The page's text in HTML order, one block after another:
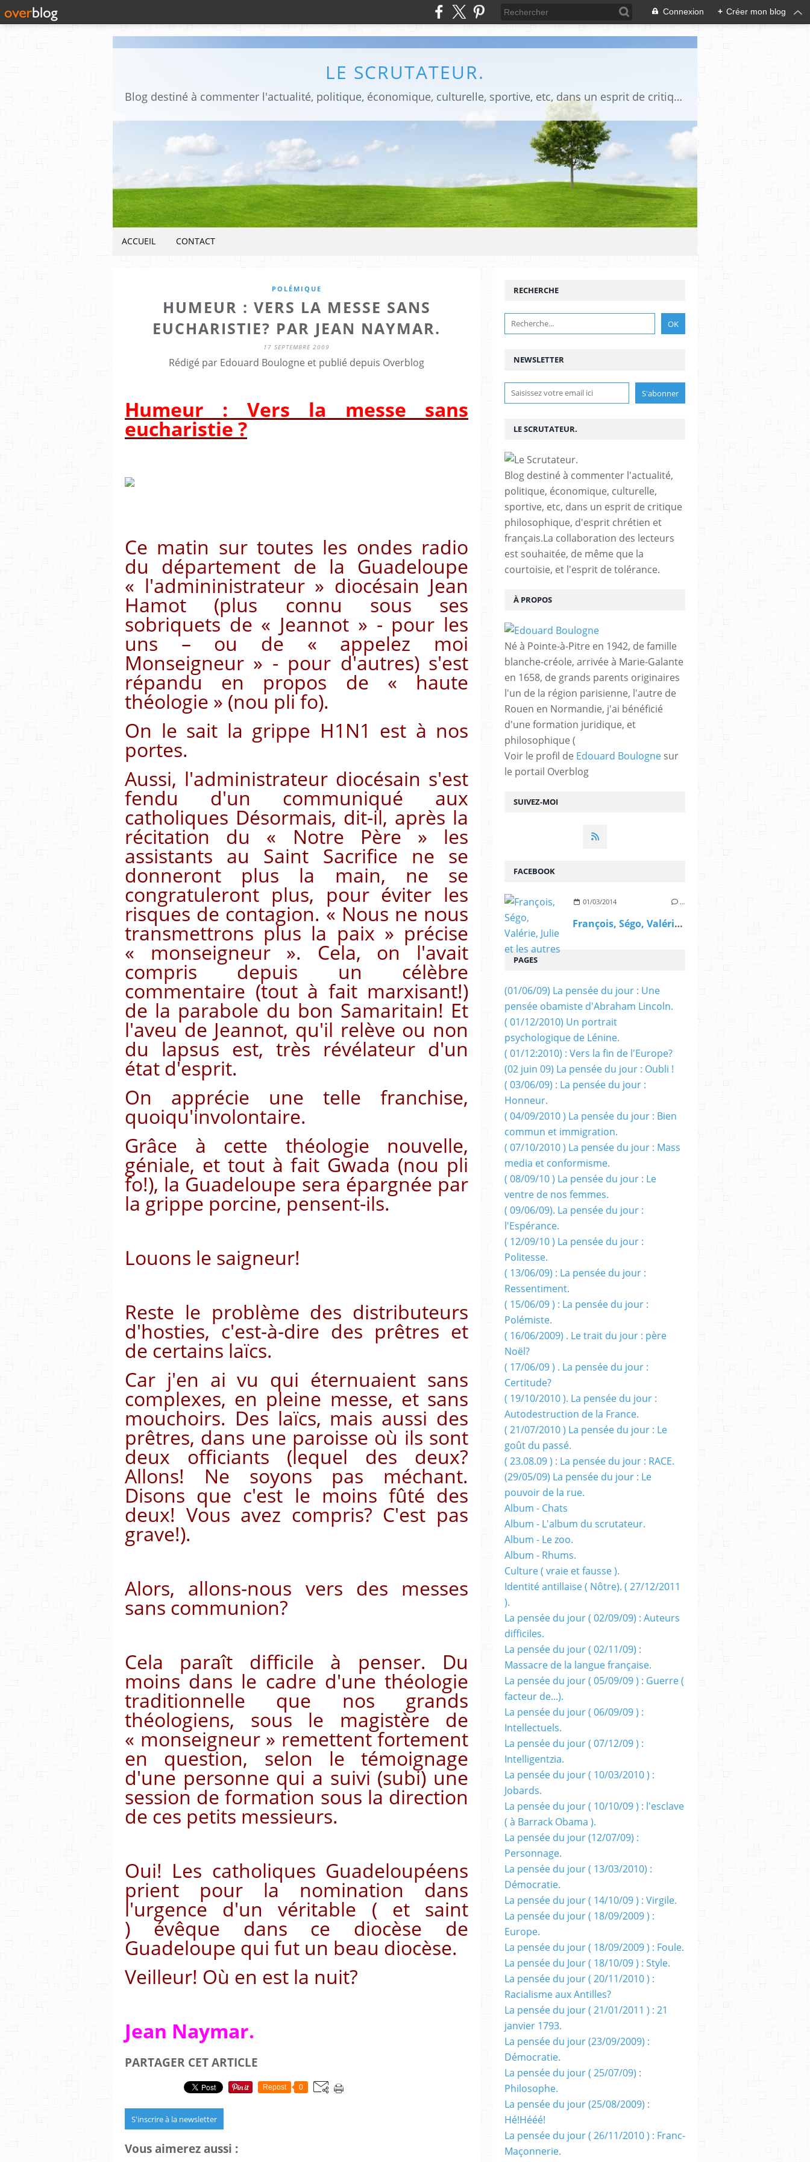
Connexion + Créer mon blog
LE SCRUTATEUR.
Blog destiné à commenter l'actualité, politique, économique, culturelle, sportive, etc, dans un esprit de critique philosophique, d'esprit chrétien et français.La collaboration des lecteurs est souhaitée, de même que la courtoisie, et l'esprit de tolérance.
ACCUEIL CONTACT
POLÉMIQUE
HUMEUR : VERS LA MESSE SANS
EUCHARISTIE? PAR JEAN NAYMAR.
17 SEPTEMBRE 2009
Rédigé par Edouard Boulogne et publié depuis Overblog
Humeur : Vers la messe sans
eucharistie ?
Ce matin sur toutes les ondes radio
du département de la Guadeloupe
« l'admininistrateur » diocésain Jean
Hamot (plus connu sous ses
sobriquets de « Jeannot » - pour les
uns – ou de « appelez moi
Monseigneur » - pour d'autres) s'est
répandu en propos de « haute
théologie » (nou pli fo).
On le sait la grippe H1N1 est à nos
portes.
Aussi, l'administrateur diocésain s'est
fendu d'un communiqué aux
catholiques Désormais, dit-il, après la
récitation du « Notre Père » les
assistants au Saint Sacrifice ne se
donneront plus la main, ne se
congratuleront plus, pour éviter les
risques de contagion. « Nous ne nous
transmettrons plus la paix » précise
« monseigneur ». Cela, on l'avait
compris depuis un célèbre
commentaire (tout à fait marxisant!)
de la parabole du bon Samaritain! Et
l'aveu de Jeannot, qu'il relève ou non
du lapsus est, très révélateur d'un
état d'esprit.
On apprécie une telle franchise,
quoiqu'involontaire.
Grâce à cette théologie nouvelle,
géniale, et tout à fait Gwada (nou pli
fo!), la Guadeloupe sera épargnée par
la grippe porcine, pensent-ils.
Louons le saigneur!
Reste le problème des distributeurs
d'hosties, c'est-à-dire des prêtres et
de certains laïcs.
Car j'en ai vu qui éternuaient sans
complexes, en pleine messe, et sans
mouchoirs. Des laïcs, mais aussi des
prêtres, dans une paroisse où ils sont
deux officiants (lequel des deux?
Allons! Ne soyons pas méchant.
Disons que c'est le moins fûté des
deux! Vous avez compris? C'est pas
grave!).
Alors, allons-nous vers des messes
sans communion?
Cela paraît difficile à penser. Du
moins dans le cadre d'une théologie
traditionnelle que nos grands
théologiens, sous le magistère de
« monseigneur » remettent fortement
en question, selon le témoignage
d'une personne qui a suivi (subi) une
session de formation sous la direction
de ces petits messieurs.
Oui! Les catholiques Guadeloupéens
prient pour la nomination dans
l'urgence d'un véritable ( et saint
) évêque dans ce diocèse de
Guadeloupe qui fut un beau diocèse.
Veilleur! Où en est la nuit?
Jean Naymar.
PARTAGER CET ARTICLE
Repost 0
S'inscrire à la newsletter
Vous aimerez aussi :
NEWSLETTER
SUIVEZ-MOI
RECHERCHE
LE SCRUTATEUR.
Blog destiné à commenter l'actualité,
politique, économique, culturelle,
sportive, etc, dans un esprit de critique
philosophique, d'esprit chrétien et
français.La collaboration des lecteurs
est souhaitée, de même que la
courtoisie, et l'esprit de tolérance.
À PROPOS
Né à Pointe-à-Pitre en 1942, de famille
blanche-créole, arrivée à Marie-Galante
en 1658, de grands parents originaires
l'un de la région parisienne, l'autre de
Rouen en Normandie, j'ai bénéficié
d'une formation juridique, et
philosophique (
Voir le profil de Edouard Boulogne sur
le portail Overblog
FACEBOOK
01/03/2014 …
François, Ségo, Valérie, Julie et les autres
PAGES
(01/06/09) La pensée du jour : Une
pensée obamiste d'Abraham Lincoln.
( 01/12/2010) Un portrait
psychologique de Lénine.
( 01/12:2010) : Vers la fin de l'Europe?
(02 juin 09) La pensée du jour : Oubli !
( 03/06/09) : La pensée du jour :
Honneur.
( 04/09/2010 ) La pensée du jour : Bien
commun et immigration.
( 07/10/2010 ) La pensée du jour : Mass
media et conformisme.
( 08/09/10 ) La pensée du jour : Le
ventre de nos femmes.
( 09/06/09). La pensée du jour :
l'Espérance.
( 12/09/10 ) La pensée du jour :
Politesse.
( 13/06/09) : La pensée du jour :
Ressentiment.
( 15/06/09 ) : La pensée du jour :
Polémiste.
( 16/06/2009) . Le trait du jour : père
Noël?
( 17/06/09 ) . La pensée du jour :
Certitude?
( 19/10/2010 ). La pensée du jour :
Autodestruction de la France.
( 21/07/2010 ) La pensée du jour : Le
goût du passé.
( 23.08.09 ) : La pensée du jour : RACE.
(29/05/09) La pensée du jour : Le
pouvoir de la rue.
Album - Chats
Album - L'album du scrutateur.
Album - Le zoo.
Album - Rhums.
Culture ( vraie et fausse ).
Identité antillaise ( Nôtre). ( 27/12/2011
).
La pensée du jour ( 02/09/09) : Auteurs
difficiles.
La pensée du jour ( 02/11/09) :
Massacre de la langue française.
La pensée du jour ( 05/09/09 ) : Guerre (
facteur de...).
La pensée du jour ( 06/09/09 ) :
Intellectuels.
La pensée du jour ( 07/12/09 ) :
Intelligentzia.
La pensée du jour ( 10/03/2010 ) :
Jobards.
La pensée du jour ( 10/10/09 ) : l'esclave
( à Barrack Obama ).
La pensée du jour (12/07/09) :
Personnage.
La pensée du jour ( 13/03/2010) :
Démocratie.
La pensée du jour ( 14/10/09 ) : Virgile.
La pensée du jour ( 18/09/2009 ) :
Europe.
La pensée du jour ( 18/09/2009 ) : Foule.
La pensée du Jour ( 18/10/09 ) : Style.
La pensée du jour ( 20/11/2010 ) :
Racialisme aux Antilles?
La pensée du jour ( 21/01/2011 ) : 21
janvier 1793.
La pensée du jour (23/09/2009) :
Démocratie.
La pensée du jour ( 25/07/09) :
Philosophe.
La pensée du jour (25/08/2009) :
Hé!Hééé!
La pensée du jour ( 26/11/2010 ) : Franc-
Maçonnerie.